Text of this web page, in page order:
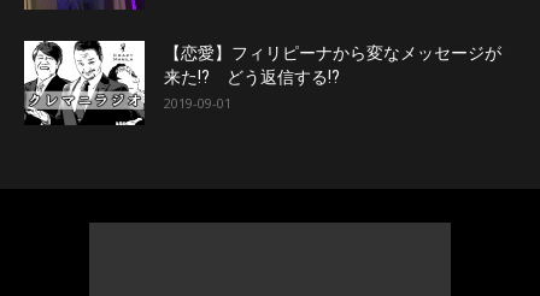
【恋愛】フィリピーナから変なメッセージが
来た!? どう返信する!?
2019-09-01